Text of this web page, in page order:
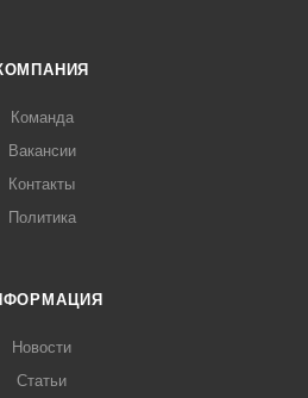
Команда
Вакансии
Контакты
Политика
Новости
Статьи